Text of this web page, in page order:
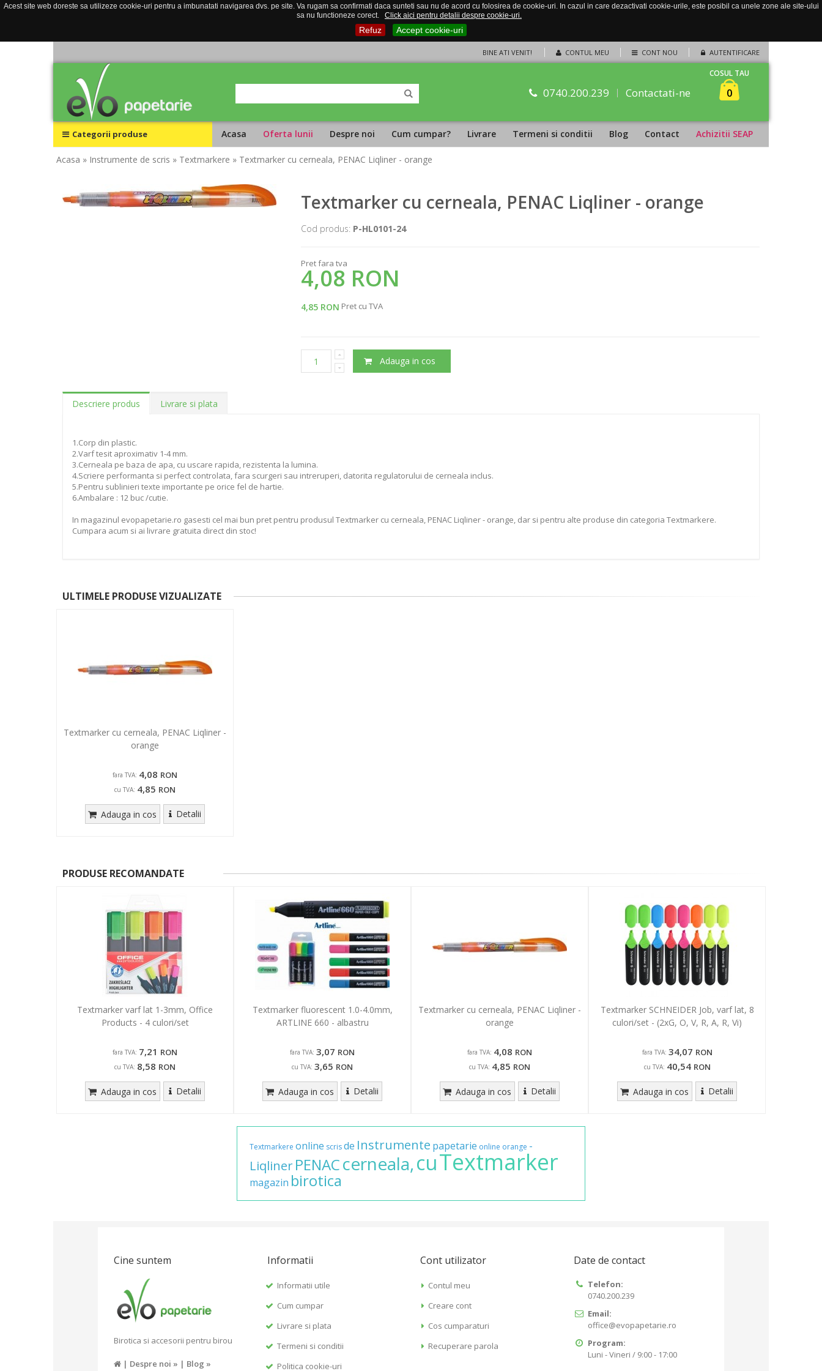
Acest site web doreste sa utilizeze cookie-uri pentru a imbunatati navigarea dvs. pe site. Va rugam sa confirmati daca sunteti sau nu de acord cu folosirea de cookie-uri. In cazul in care dezactivati cookie-urile, este posibil ca unele zone ale site-ului
sa nu functioneze corect.
Click aici pentru detalii despre cookie-uri.
Refuz Accept cookie-uri
CONTUL MEU CONT NOU AUTENTIFICARE
BINE ATI VENIT!
0740.200.239 Contactati-ne
COSUL TAU
0
Categorii produse Acasa Oferta lunii Despre noi Cum cumpar? Livrare Termeni si conditii Blog Contact Achizitii SEAP
Acasa » Instrumente de scris » Textmarkere » Textmarker cu cerneala, PENAC Liqliner - orange
Textmarker cu cerneala, PENAC Liqliner - orange
Cod produs: P-HL0101-24
Pret fara tva
4,08 RON
4,85 RON Pret cu TVA
Adauga in cos
Descriere produs Livrare si plata
1.Corp din plastic.
2.Varf tesit aproximativ 1-4 mm.
3.Cerneala pe baza de apa, cu uscare rapida, rezistenta la lumina.
4.Scriere performanta si perfect controlata, fara scurgeri sau intreruperi, datorita regulatorului de cerneala inclus.
5.Pentru sublinieri texte importante pe orice fel de hartie.
6.Ambalare : 12 buc /cutie.
In magazinul evopapetarie.ro gasesti cel mai bun pret pentru produsul Textmarker cu cerneala, PENAC Liqliner - orange, dar si pentru alte produse din categoria Textmarkere.
Cumpara acum si ai livrare gratuita direct din stoc!
ULTIMELE PRODUSE VIZUALIZATE
Textmarker cu cerneala, PENAC Liqliner -
orange
fara TVA: 4,08 RON
cu TVA: 4,85 RON
Adauga in cos Detalii
PRODUSE RECOMANDATE
Textmarker varf lat 1-3mm, Office
Products - 4 culori/set
fara TVA: 7,21 RON
cu TVA: 8,58 RON
Adauga in cos Detalii
Textmarker fluorescent 1.0-4.0mm,
ARTLINE 660 - albastru
fara TVA: 3,07 RON
cu TVA: 3,65 RON
Adauga in cos Detalii
Textmarker cu cerneala, PENAC Liqliner -
orange
fara TVA: 4,08 RON
cu TVA: 4,85 RON
Adauga in cos Detalii
Textmarker SCHNEIDER Job, varf lat, 8
culori/set - (2xG, O, V, R, A, R, Vi)
fara TVA: 34,07 RON
cu TVA: 40,54 RON
Adauga in cos Detalii
Textmarkere online scrisde Instrumente papetarie online orange -
LiqlinerPENACcerneala,cuTextmarker
magazin birotica
Cine suntem
Birotica si accesorii pentru birou
| Despre noi » | Blog »
Informatii
Informatii utile
Cum cumpar
Livrare si plata
Termeni si conditii
Politica cookie-uri
Cont utilizator
Contul meu
Creare cont
Cos cumparaturi
Recuperare parola
Date de contact
Telefon:
0740.200.239
Email:
office@evopapetarie.ro
Program:
Luni - Vineri / 9:00 - 17:00